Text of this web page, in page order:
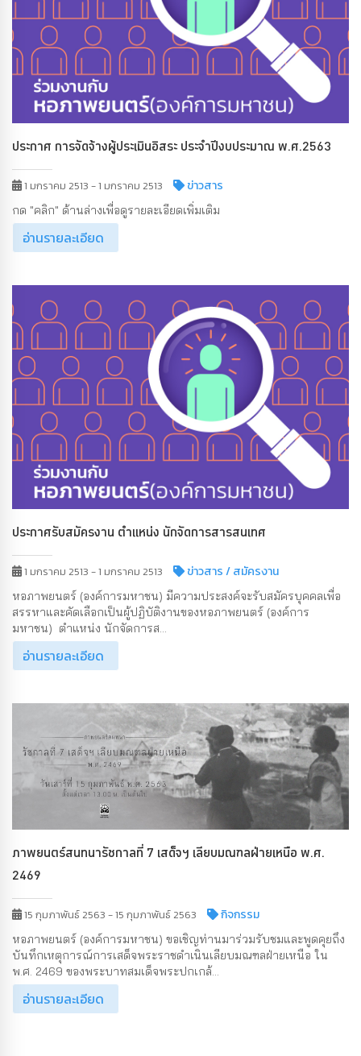
ประกาศ การจัดจ้างผู้ประเมินอิสระ ประจำปีงบประมาณ พ.ศ.2563
1 มกราคม 2513 - 1 มกราคม 2513 ข่าวสาร
กด "คลิก" ด้านล่างเพื่อดูรายละเอียดเพิ่มเติม
อ่านรายละเอียด
ประกาศรับสมัครงาน ตำแหน่ง นักจัดการสารสนเทศ
1 มกราคม 2513 - 1 มกราคม 2513 ข่าวสาร/ สมัครงาน
หอภาพยนตร์ (องค์การมหาชน) มีความประสงค์จะรับสมัครบุคคลเพื่อ
สรรหาและคัดเลือกเป็นผู้ปฏิบัติงานของหอภาพยนตร์ (องค์การ
มหาชน) ตำแหน่ง นักจัดการส...
อ่านรายละเอียด
ภาพยนตร์สนทนารัชกาลที่ 7 เสด็จฯ เลียบมณฑลฝ่ายเหนือ พ.ศ.
2469
15 กุมภาพันธ์ 2563 - 15 กุมภาพันธ์ 2563 กิจกรรม
หอภาพยนตร์ (องค์การมหาชน) ขอเชิญท่านมาร่วมรับชมและพูดคุยถึง
บันทึกเหตุการณ์การเสด็จพระราชดำเนินเลียบมณฑลฝ่ายเหนือ ใน
พ.ศ. 2469 ของพระบาทสมเด็จพระปกเกล้...
อ่านรายละเอียด